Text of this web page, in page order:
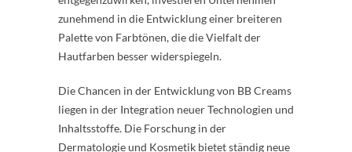
zunehmend in die Entwicklung einer breiteren
Palette von Farbtönen, die die Vielfalt der
Hautfarben besser widerspiegeln.
Die Chancen in der Entwicklung von BB Creams
liegen in der Integration neuer Technologien und
Inhaltsstoffe. Die Forschung in der
Dermatologie und Kosmetik bietet ständig neue